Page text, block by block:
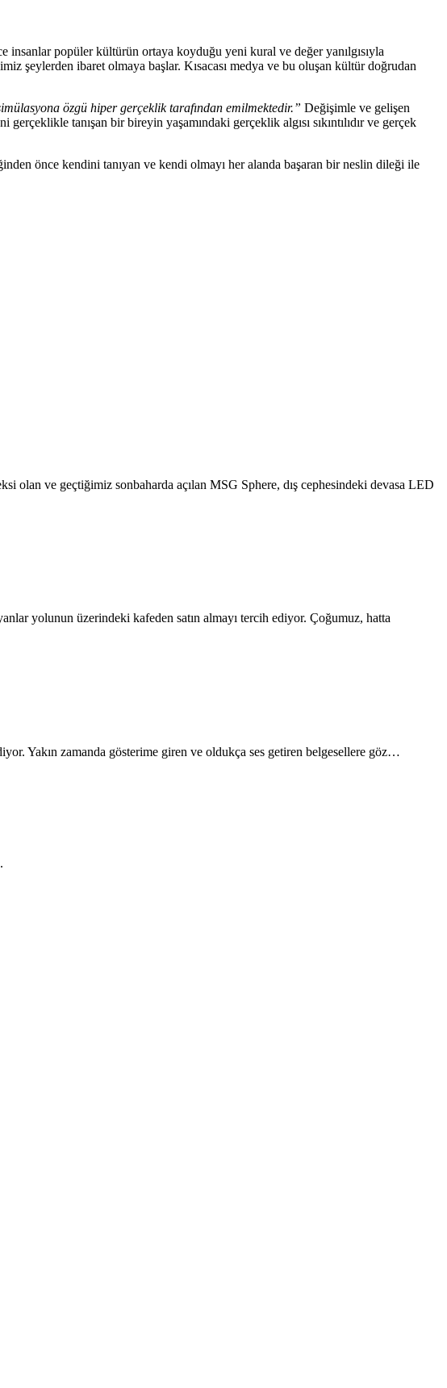
insanlar popüler kültürün ortaya koyduğu yeni kural ve değer yanılgısıyla
şeylerden ibaret olmaya başlar. Kısacası medya ve bu oluşan kültür doğrudan
özgü hiper gerçeklik tarafından emilmektedir.” Değişimle ve gelişen
tanışan bir bireyin yaşamındaki gerçeklik algısı sıkıntılıdır ve gerçek
önce kendini tanıyan ve kendi olmayı her alanda başaran bir neslin dileği ile
olan ve geçtiğimiz sonbaharda açılan MSG Sphere, dış cephesindeki devasa LED
yolunun üzerindeki kafeden satın almayı tercih ediyor. Çoğumuz, hatta
Yakın zamanda gösterime giren ve oldukça ses getiren belgesellere göz…